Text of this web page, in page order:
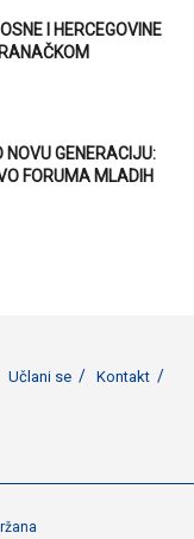
I HERCEGOVINE
GENERACIJU:
FORUMA MLADIH
Učlani se
Kontakt